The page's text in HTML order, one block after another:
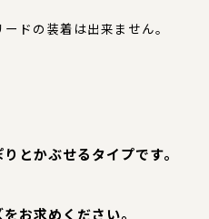
店のお客様へ
ドの装着は出来ません。
とかぶせるタイプです。
お求めください。